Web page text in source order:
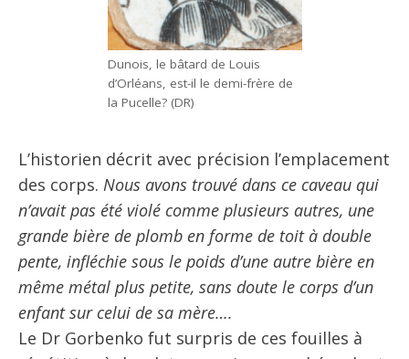
Dunois, le bâtard de Louis
d’Orléans, est-il le demi-frère de
la Pucelle? (DR)
L’historien décrit avec précision l’emplacement
des corps. Nous avons trouvé dans ce caveau qui
n’avait pas été violé comme plusieurs autres, une
grande bière de plomb en forme de toit à double
pente, infléchie sous le poids d’une autre bière en
même métal plus petite, sans doute le corps d’un
enfant sur celui de sa mère….
Le Dr Gorbenko fut surpris de ces fouilles à